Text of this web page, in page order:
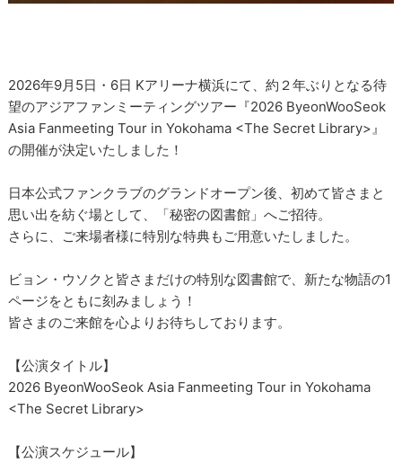
2026年9月5日・6日 Kアリーナ横浜にて、約２年ぶりとなる待
望のアジアファンミーティングツアー『2026 ByeonWooSeok
Asia Fanmeeting Tour in Yokohama <The Secret Library>』
の開催が決定いたしました！
日本公式ファンクラブのグランドオープン後、初めて皆さまと
思い出を紡ぐ場として、「秘密の図書館」へご招待。
さらに、ご来場者様に特別な特典もご用意いたしました。
ビョン・ウソクと皆さまだけの特別な図書館で、新たな物語の1
ページをともに刻みましょう！
皆さまのご来館を心よりお待ちしております。
【公演タイトル】
2026 ByeonWooSeok Asia Fanmeeting Tour in Yokohama
<The Secret Library>
【公演スケジュール】